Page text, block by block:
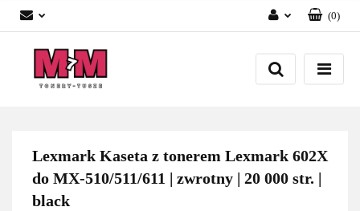
Zaloguj się
Załóż konto
(0)
Lexmark Kaseta z tonerem Lexmark 602X
do MX-510/511/611 | zwrotny | 20 000 str. |
black